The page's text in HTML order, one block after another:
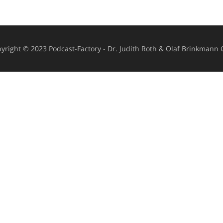
© 2023 Podcast-Factory - Dr. Judith Roth & Olaf Brinkmann